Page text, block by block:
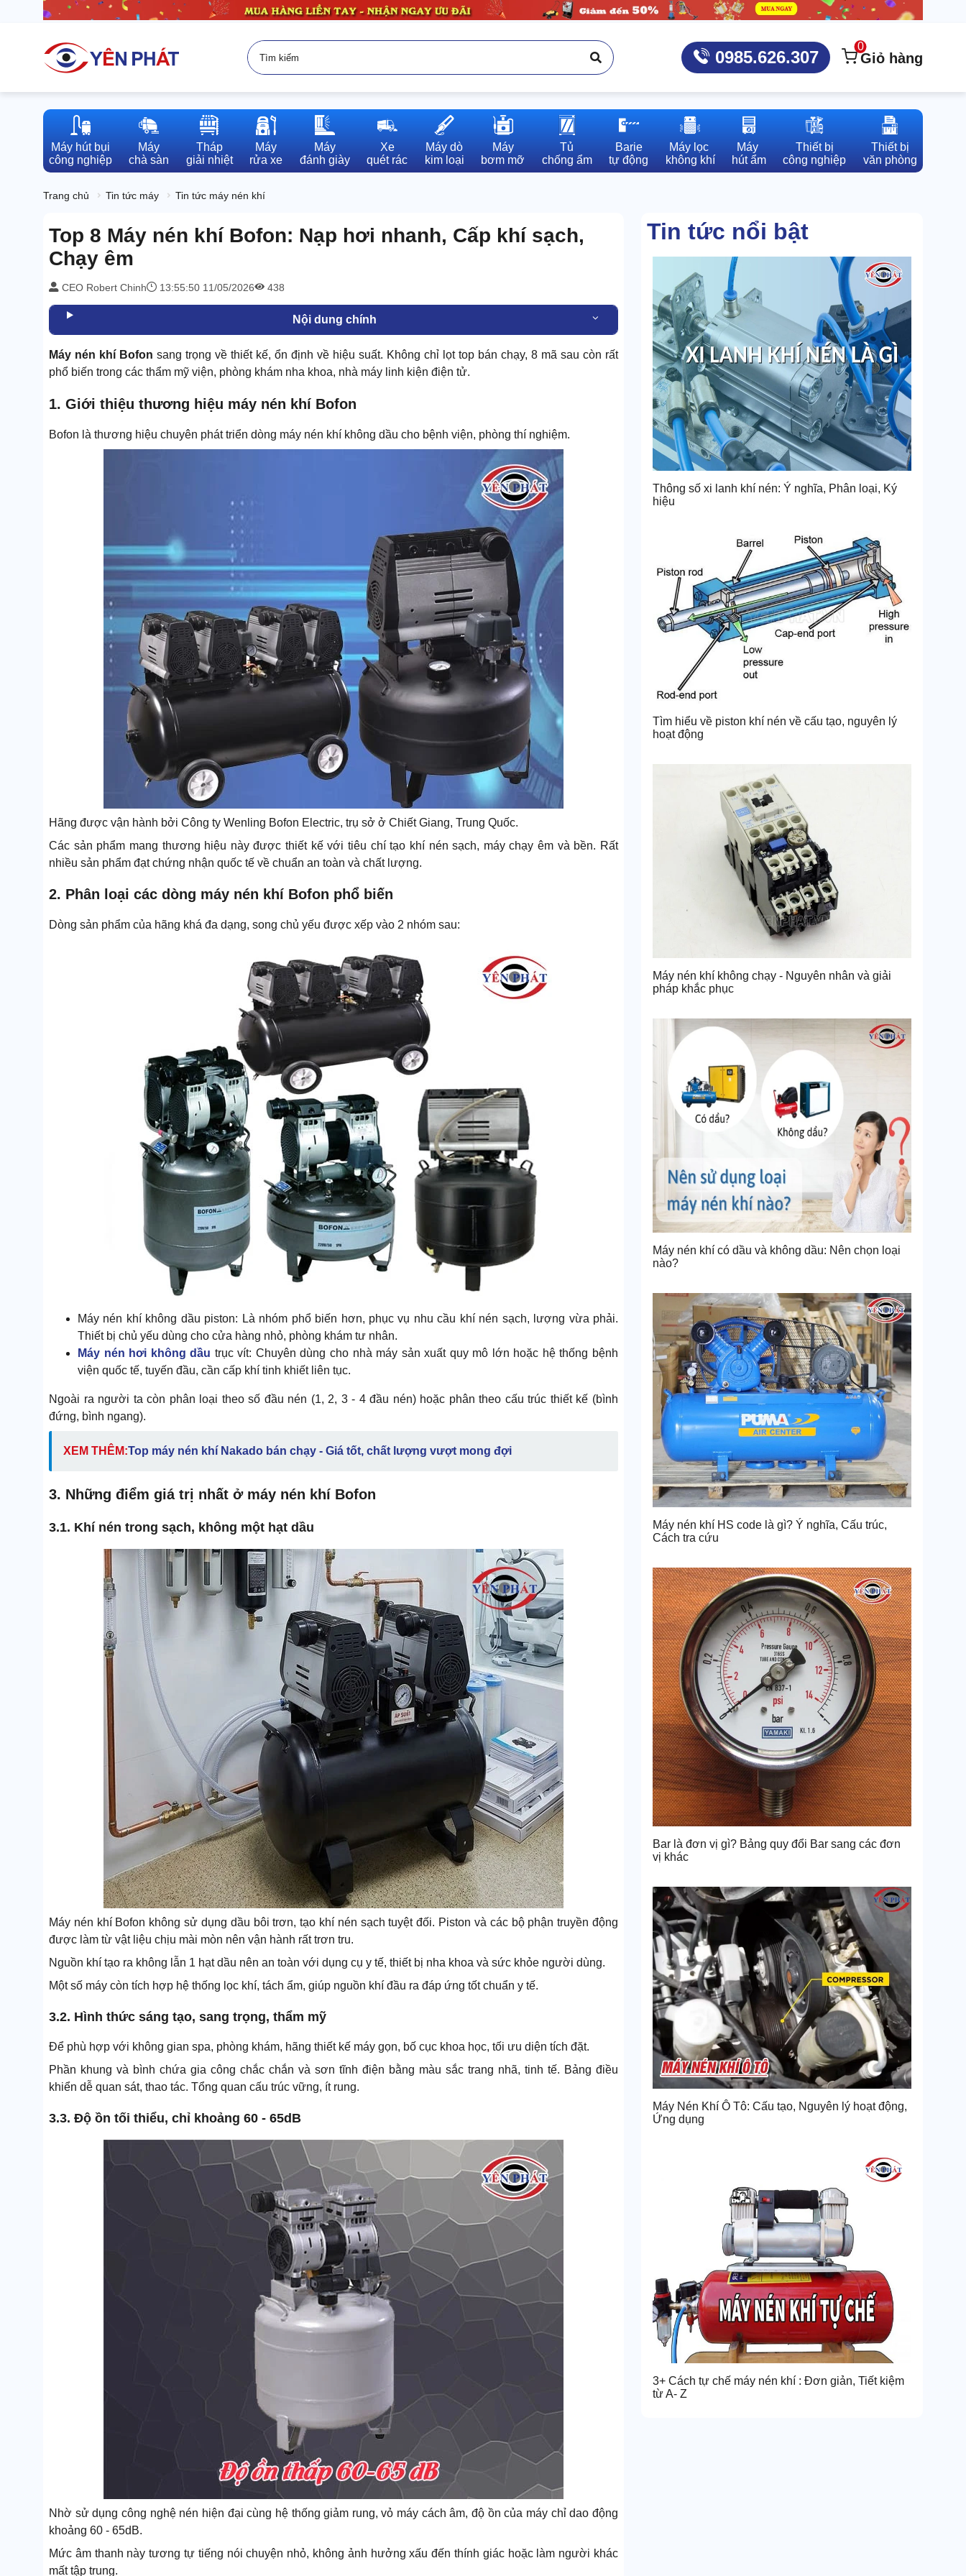
0985.626.307
0
Giỏ hàng
Máy hút bụi
công nghiệp
Máy
chà sàn
Tháp
giải nhiệt
Máy
rửa xe
Máy
đánh giày
Xe
quét rác
Máy dò
kim loại
Máy
bơm mỡ
Tủ
chống ẩm
Barie
tự động
Máy lọc
không khí
Máy
hút ẩm
Thiết bị
công nghiệp
Thiết bị
văn phòng
Trang chủ Tin tức máy Tin tức máy nén khí
Top 8 Máy nén khí Bofon: Nạp hơi nhanh, Cấp khí sạch,
Chạy êm
CEO Robert Chinh 13:55:50 11/05/2026 438
Nội dung chính
Máy nén khí Bofon sang trọng về thiết kế, ổn định về hiệu suất. Không chỉ lọt top bán chạy, 8 mã sau còn rất
phổ biến trong các thẩm mỹ viện, phòng khám nha khoa, nhà máy linh kiện điện tử.
1. Giới thiệu thương hiệu máy nén khí Bofon
Bofon là thương hiệu chuyên phát triển dòng máy nén khí không dầu cho bệnh viện, phòng thí nghiệm.
Hãng được vận hành bởi Công ty Wenling Bofon Electric, trụ sở ở Chiết Giang, Trung Quốc.
Các sản phẩm mang thương hiệu này được thiết kế với tiêu chí tạo khí nén sạch, máy chạy êm và bền. Rất
nhiều sản phẩm đạt chứng nhận quốc tế về chuẩn an toàn và chất lượng.
2. Phân loại các dòng máy nén khí Bofon phổ biến
Dòng sản phẩm của hãng khá đa dạng, song chủ yếu được xếp vào 2 nhóm sau:
Máy nén khí không dầu piston: Là nhóm phổ biến hơn, phục vụ nhu cầu khí nén sạch, lượng vừa phải.
Thiết bị chủ yếu dùng cho cửa hàng nhỏ, phòng khám tư nhân.
Máy nén hơi không dầu trục vít: Chuyên dùng cho nhà máy sản xuất quy mô lớn hoặc hệ thống bệnh
viện quốc tế, tuyến đầu, cần cấp khí tinh khiết liên tục.
Ngoài ra người ta còn phân loại theo số đầu nén (1, 2, 3 - 4 đầu nén) hoặc phân theo cấu trúc thiết kế (bình
đứng, bình ngang).
XEM THÊM:Top máy nén khí Nakado bán chạy - Giá tốt, chất lượng vượt mong đợi
3. Những điểm giá trị nhất ở máy nén khí Bofon
3.1. Khí nén trong sạch, không một hạt dầu
Máy nén khí Bofon không sử dụng dầu bôi trơn, tạo khí nén sạch tuyệt đối. Piston và các bộ phận truyền động
được làm từ vật liệu chịu mài mòn nên vận hành rất trơn tru.
Nguồn khí tạo ra không lẫn 1 hạt dầu nên an toàn với dụng cụ y tế, thiết bị nha khoa và sức khỏe người dùng.
Một số máy còn tích hợp hệ thống lọc khí, tách ẩm, giúp nguồn khí đầu ra đáp ứng tốt chuẩn y tế.
3.2. Hình thức sáng tạo, sang trọng, thẩm mỹ
Để phù hợp với không gian spa, phòng khám, hãng thiết kế máy gọn, bố cục khoa học, tối ưu diện tích đặt.
Phần khung và bình chứa gia công chắc chắn và sơn tĩnh điện bằng màu sắc trang nhã, tinh tế. Bảng điều
khiển dễ quan sát, thao tác. Tổng quan cấu trúc vững, ít rung.
3.3. Độ ồn tối thiểu, chỉ khoảng 60 - 65dB
Nhờ sử dụng công nghệ nén hiện đại cùng hệ thống giảm rung, vỏ máy cách âm, độ ồn của máy chỉ dao động
khoảng 60 - 65dB.
Mức âm thanh này tương tự tiếng nói chuyện nhỏ, không ảnh hưởng xấu đến thính giác hoặc làm người khác
mất tập trung.
Tin tức nổi bật
Thông số xi lanh khí nén: Ý nghĩa, Phân loại, Ký
hiệu
Tìm hiểu về piston khí nén về cấu tạo, nguyên lý
hoạt động
Máy nén khí không chạy - Nguyên nhân và giải
pháp khắc phục
Máy nén khí có dầu và không dầu: Nên chọn loại
nào?
Máy nén khí HS code là gì? Ý nghĩa, Cấu trúc,
Cách tra cứu
Bar là đơn vị gì? Bảng quy đổi Bar sang các đơn
vị khác
Máy Nén Khí Ô Tô: Cấu tạo, Nguyên lý hoạt động,
Ứng dụng
3+ Cách tự chế máy nén khí : Đơn giản, Tiết kiệm
từ A- Z